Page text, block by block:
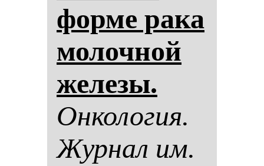
фор­ме ра­ка
мо­лоч­ной
же­ле­зы.
Он­ко­ло­гия.
Жур­нал им.